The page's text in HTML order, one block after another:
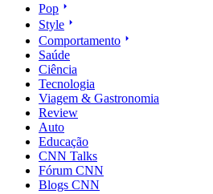
Pop
Style
Comportamento
Saúde
Ciência
Tecnologia
Viagem & Gastronomia
Review
Auto
Educação
CNN Talks
Fórum CNN
Blogs CNN